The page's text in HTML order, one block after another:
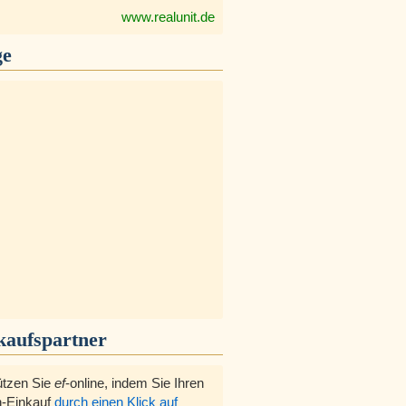
www.realunit.de
Sie ef-online, indem Sie Ihren
Einkaufdurch einen Klick auf